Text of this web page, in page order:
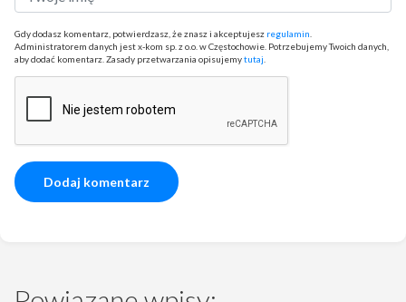
Gdy dodasz komentarz, potwierdzasz, że znasz i akceptujesz regulamin.
Administratorem danych jest x-kom sp. z o.o. w Częstochowie. Potrzebujemy Twoich danych,
aby dodać komentarz. Zasady przetwarzania opisujemytutaj.